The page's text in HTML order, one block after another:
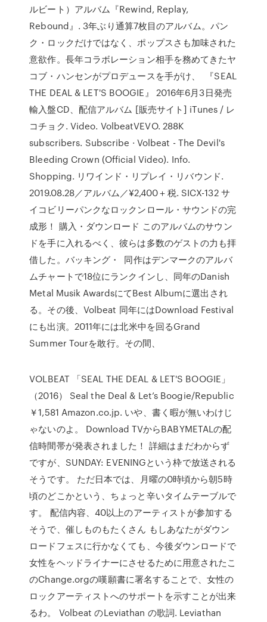
ルビート）アルバム『Rewind, Replay,
Rebound』. 3年ぶり通算7枚目のアルバム。パン
ク・ロックだけではなく、ポップスさも加味された
意欲作。長年コラボレーション相手を務めてきたヤ
コブ・ハンセンがプロデュースを手がけ、 『SEAL
THE DEAL & LET'S BOOGIE』 2016年6月3日発売
輸入盤CD、配信アルバム [販売サイト] iTunes / レ
コチョク. Video. VolbeatVEVO. 288K
subscribers. Subscribe · Volbeat - The Devil's
Bleeding Crown (Official Video). Info.
Shopping. リワインド・リプレイ・リバウンド.
2019.08.28／アルバム／¥2,400＋税. SICX-132 サ
イコビリーパンクなロックンロール・サウンドの完
成形！ 購入・ダウンロード このアルバムのサウン
ドを手に入れるべく、彼らは多数のゲストの力も拝
借した。バッキング・ 同作はデンマークのアルバ
ムチャートで18位にランクインし、同年のDanish
Metal Musik AwardsにてBest Albumに選出され
る。その後、Volbeat 同年にはDownload Festival
にも出演。2011年には北米中を回るGrand
Summer Tourを敢行。その間、
VOLBEAT 「SEAL THE DEAL & LET'S BOOGIE」
（2016） Seal the Deal & Let’s Boogie/Republic
￥1,581 Amazon.co.jp. いや、書く暇が無いわけじ
ゃないのよ。 Download TVからBABYMETALの配
信時間帯が発表されました！ 詳細はまだわからず
ですが、SUNDAY: EVENINGという枠で放送される
そうです。 ただ日本では、月曜の0時頃から朝5時
頃のどこかという、ちょっと辛いタイムテーブルで
す。 配信内容、40以上のアーティストが参加する
そうで、催しものもたくさん もしあなたがダウン
ロードフェスに行かなくても、今後ダウンロードで
女性をヘッドライナーにさせるために用意されたこ
のChange.orgの嘆願書に署名することで、女性の
ロックアーティストへのサポートを示すことが出来
るわ。 Volbeat のLeviathan の歌詞. Leviathan